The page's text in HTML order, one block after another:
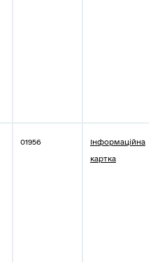
01956
Інформаційна
картка